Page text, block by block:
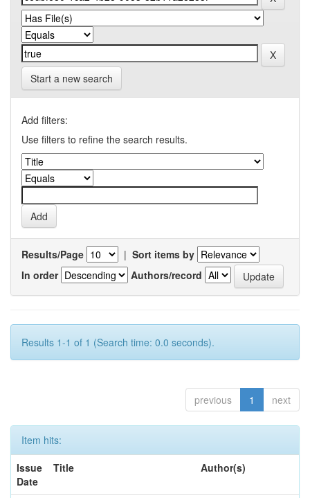
Start a new search
Add filters:
Use filters to refine the search results.
Results/Page | Sort items by
In order
Authors/record
Results 1-1 of 1 (Search time: 0.0 seconds).
previous 1 next
Item hits:
Issue
Date
Title Author(s)